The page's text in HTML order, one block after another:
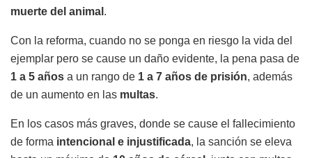
muerte del animal .
Con la reforma, cuando no se ponga en riesgo la vida del
ejemplar pero se cause un daño evidente, la pena pasa de
1 a 5 años a un rango de 1 a 7 años de prisión, además
de un aumento en las multas.
En los casos más graves, donde se cause el fallecimiento
de forma intencional e injustificada, la sanción se eleva